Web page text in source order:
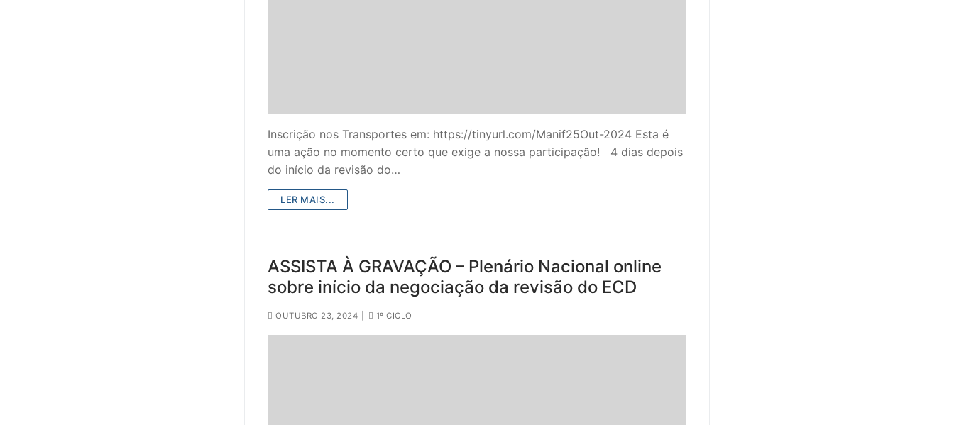
PRÉ-ESCOLAR
1º CICLO
2º/3º CEB / SECUNDÁRIO
EDUCAÇÃO ESPECIAL
PARTICULAR / IPSS / MISERICÓRDIAS
ENSINO SUPERIOR
Inscrição nos Transportes em: https://tinyurl.com/Manif25Out-2024 Esta é
uma ação no momento certo que exige a nossa participação! 4 dias depois
do início da revisão do…
LER MAIS...
ASSISTA À GRAVAÇÃO – Plenário Nacional online
sobre início da negociação da revisão do ECD
OUTUBRO 23, 2024 1º CICLO